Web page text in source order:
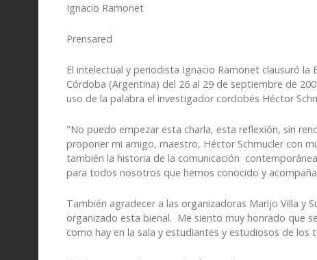
Ignacio Ramonet
Prensared
El intelectual y periodista Ignacio Ramonet clausuró la
Córdoba (Argentina) del 26 al 29 de septiembre de
uso de la palabra el investigador cordobés Héctor
"No puedo empezar esta charla, esta reflexión, sin
proponer mi amigo, maestro, Héctor Schmucler con
también la historia de la comunicación
para todos nosotros que hemos conocido y
También agradecer a las organizadoras Marijo Villa y
organizado esta bienal. Me siento muy honrado que
como hay en la sala y estudiantes y estudiosos de los